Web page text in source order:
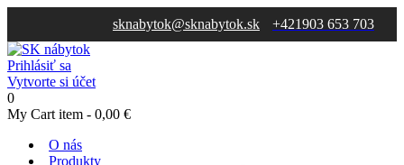
sknabytok@sknabytok.sk +421903 653 703
Prihlásiť sa
Vytvorte si účet
0
My Cart item - 0,00 €
O nás
Produkty